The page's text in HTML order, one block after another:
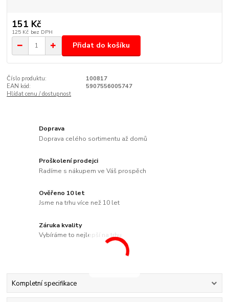
151 Kč
125 Kč bez DPH
Přidat do košíku
Číslo produktu:
100817
EAN kód:
5907556005747
Hlídat cenu / dostupnost
Doprava
Doprava celého sortimentu až domů
Proškolení prodejci
Radíme s nákupem ve Váš prospěch
Ověřeno 10 let
Jsme na trhu více než 10 let
Záruka kvality
Vybíráme to nejlepší na trhu
Kompletní specifikace